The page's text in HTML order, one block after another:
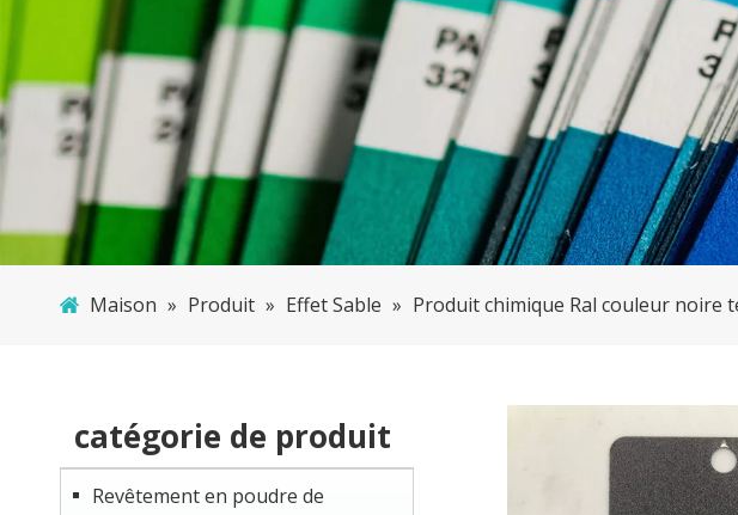
Maison » Produit » Effet Sable » Produit chimique Ral couleur
catégorie de produit
Revêtement en poudre de